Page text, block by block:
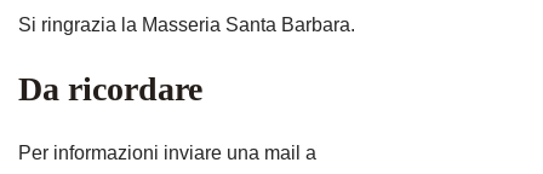
Si ringrazia la Masseria Santa Barbara.
Da ricordare
Per informazioni inviare una mail a